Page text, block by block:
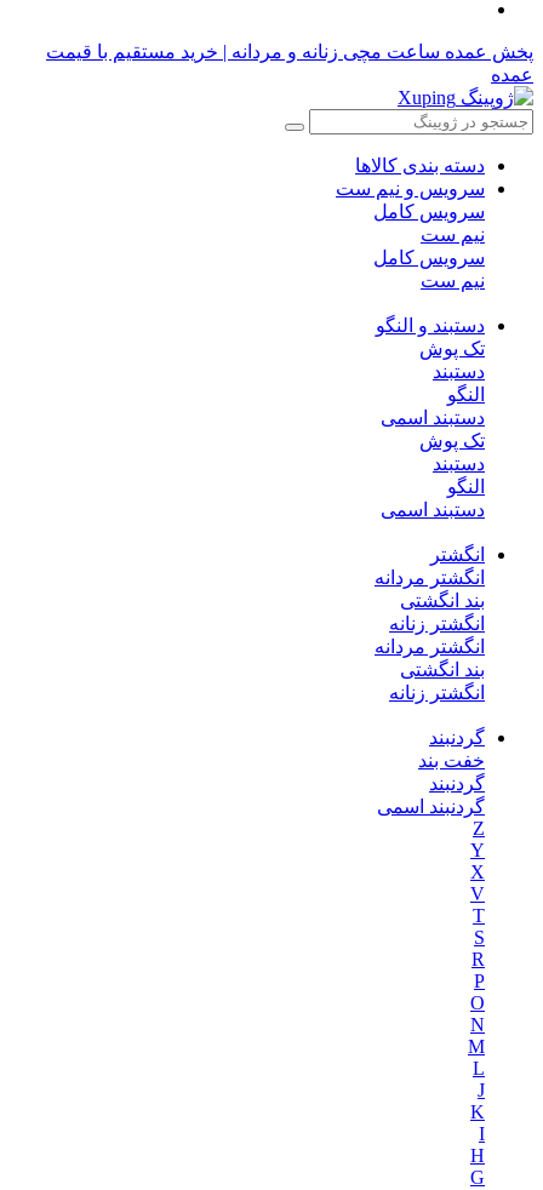
پخش عمده ساعت مچی زنانه و مردانه | خرید مستقیم با قیمت
عمده
دسته بندی کالاها
سرویس و نیم ست
سرویس کامل
نیم ست
سرویس کامل
نیم ست
دستبند و النگو
تک پوش
دستبند
النگو
دستبند اسمی
تک پوش
دستبند
النگو
دستبند اسمی
انگشتر
انگشتر مردانه
بند انگشتی
انگشتر زنانه
انگشتر مردانه
بند انگشتی
انگشتر زنانه
گردنبند
خفت بند
گردنبند
گردنبند اسمی
Z
Y
X
V
T
S
R
P
O
N
M
L
J
K
I
H
G